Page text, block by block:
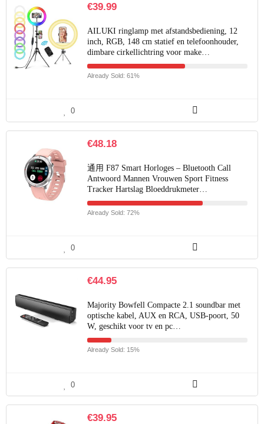
€39.99
AILUKI ringlamp met afstandsbediening, 12
inch, RGB, 148 cm statief en telefoonhouder,
dimbare cirkellichtring voor make…
Already Sold: 61%
0
€48.18
通用 F87 Smart Horloges – Bluetooth Call
Antwoord Mannen Vrouwen Sport Fitness
Tracker Hartslag Bloeddrukmeter…
Already Sold: 72%
0
€44.95
Majority Bowfell Compacte 2.1 soundbar met
optische kabel, AUX en RCA, USB-poort, 50
W, geschikt voor tv en pc…
Already Sold: 15%
0
€39.95